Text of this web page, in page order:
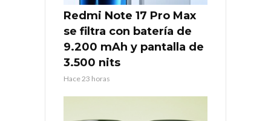
Redmi Note 17 Pro Max
se filtra con batería de
9.200 mAh y pantalla de
3.500 nits
Hace 23 horas